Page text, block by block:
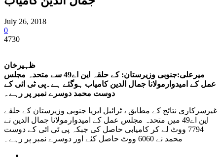
July 26, 2018
0
4730
ظہیرخان
میرعلی:جنوبی وزیرستان: کے حلقہ این اے49 سے متحدہ مجلس
عمل کے امیدوارمولانا جمال الدین کامیاب ہوگئے ہے۔پی ٹی ائی کے
دوست محمد دوسرے نمبر پر رہے۔
غیرسرکاری نتائج کے مطابق ، ٹرائبل ایریا جنوبی وزیرستان کے حلقے
این اے49 میں متحدہ مجلس عمل کے امیدوارمولانا جمال الدین نے
7794 ووٹ لے کر کامیابی حاصل کی جبکہ پی ٹی ائی کے دوست
محمد نے 6060 ووٹ حاصل کئے اور دوسرے نمبر پر رہے۔